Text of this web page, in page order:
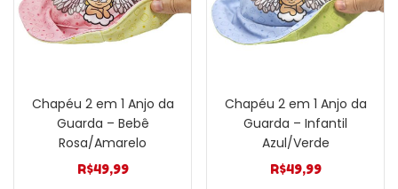
Chapéu 2 em 1 Anjo da
Guarda – Bebê
Rosa/Amarelo
R$49,99
Chapéu 2 em 1 Anjo da
Guarda – Infantil
Azul/Verde
R$49,99